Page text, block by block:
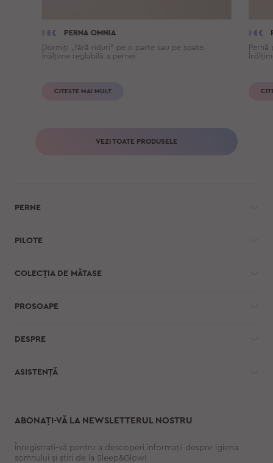
PERNA OMNIA
Dormiți „fără riduri” pe o parte sau pe spate.
Înălțime reglabilă a pernei.
CITEȘTE MAI MULT
Pernă
VEZI TOATE PRODUSELE
PERNE
PILOTE
COLECȚIA DE MĂTASE
PROSOAPE
DESPRE
ASISTENȚĂ
ABONAȚI-VĂ LA NEWSLETTERUL NOSTRU
Înregistrați-vă pentru a descoperi informații despre igiena
somnului și știri de la Sleep&Glow!